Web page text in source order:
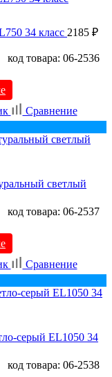
34 класс 2185 ₽
код товара: 06-2536
Сравнение
светлый
код товара: 06-2537
Сравнение
серый EL1050 34
код товара: 06-2538